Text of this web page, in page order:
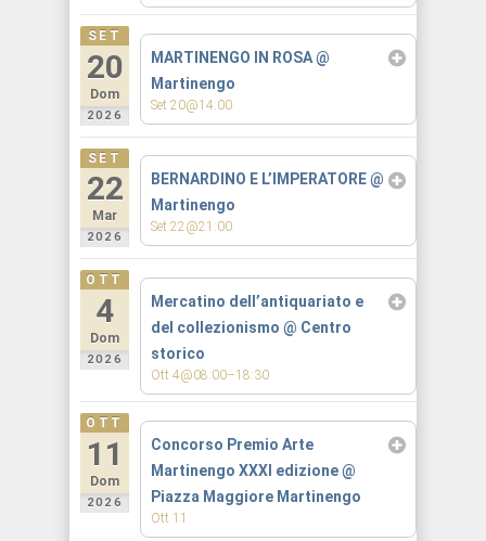
SET
20
Dom
2026
MARTINENGO IN ROSA@
Martinengo
Set 20@14:00
SET
22
Mar
2026
BERNARDINO E L’IMPERATORE@
Martinengo
Set 22@21:00
OTT
4
Dom
2026
Mercatino dell’antiquariato e
del collezionismo @ Centro
storico
Ott 4@08:00–18:30
OTT
11
Dom
2026
Concorso Premio Arte
Martinengo XXXI edizione@
Piazza Maggiore Martinengo
Ott 11